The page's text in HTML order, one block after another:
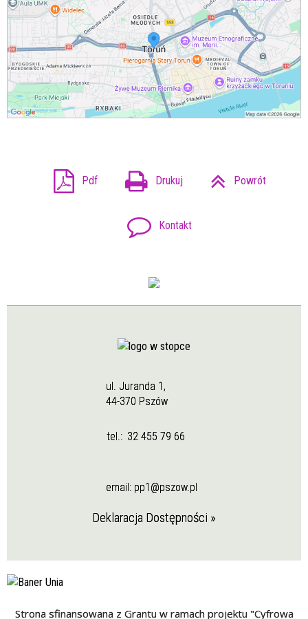
Pdf Drukuj Powrót
Kontakt
ul. Juranda 1,
44-370 Pszów
tel.: 32 455 79 66
email: pp1@pszow.pl
Deklaracja Dostępności »
Strona sfinansowana z Grantu w ramach projektu "Cyfrowa